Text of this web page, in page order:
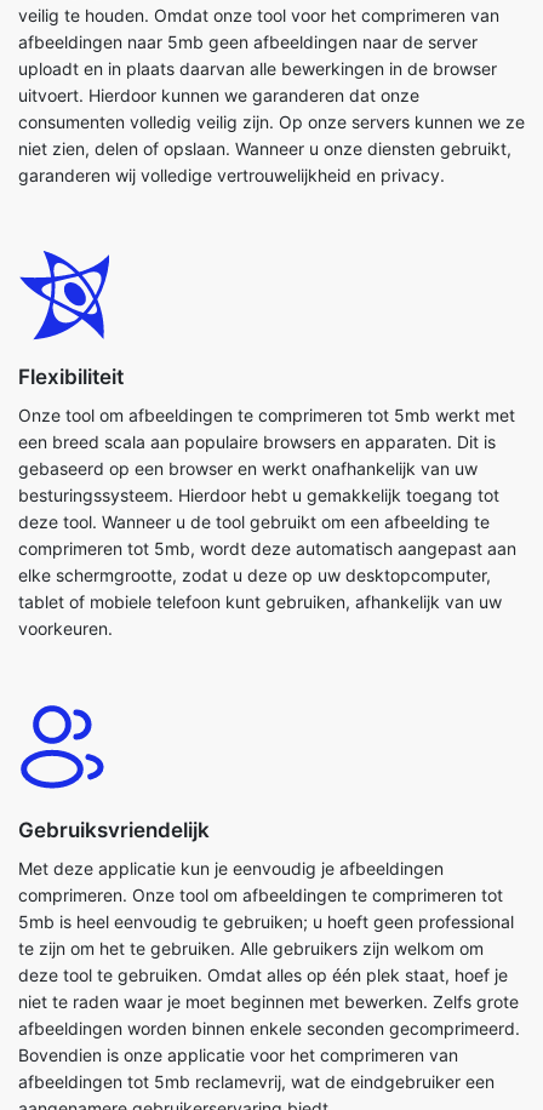
consumenten volledig veilig zijn. Op onze servers kunnen we ze
niet zien, delen of opslaan. Wanneer u onze diensten gebruikt,
garanderen wij volledige vertrouwelijkheid en privacy.
Flexibiliteit
Onze tool om afbeeldingen te comprimeren tot 5mb werkt met
een breed scala aan populaire browsers en apparaten. Dit is
gebaseerd op een browser en werkt onafhankelijk van uw
deze tool. Wanneer u de tool gebruikt om een afbeelding te
comprimeren tot 5mb, wordt deze automatisch aangepast aan
elke schermgrootte, zodat u deze op uw desktopcomputer,
tablet of mobiele telefoon kunt gebruiken, afhankelijk van uw
voorkeuren.
Gebruiksvriendelijk
Met deze applicatie kun je eenvoudig je afbeeldingen
5mb is heel eenvoudig te gebruiken; u hoeft geen professional
deze tool te gebruiken. Omdat alles op één plek staat, hoef je
niet te raden waar je moet beginnen met bewerken. Zelfs grote
afbeeldingen worden binnen enkele seconden gecomprimeerd.
Bovendien is onze applicatie voor het comprimeren van
afbeeldingen tot 5mb reclamevrij, wat de eindgebruiker een
aangenamere gebruikerservaring biedt.